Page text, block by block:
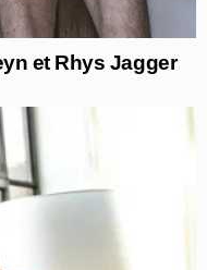
et Rhys Jagger